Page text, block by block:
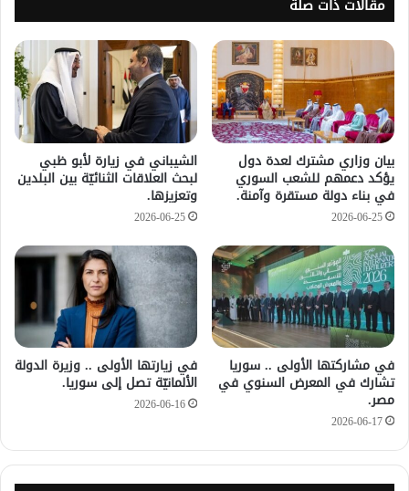
مقالات ذات صلة
بيان وزاري مشترك لعدة دول
يؤكد دعمهم للشعب السوري
في بناء دولة مستقرة وآمنة.
2026-06-25
الشيباني في زيارة لأبو ظبي
لبحث العلاقات الثنائيّة بين البلدين
وتعزيزها.
2026-06-25
في مشاركتها الأولى .. سوريا
تشارك في المعرض السنوي في
مصر.
2026-06-17
في زيارتها الأولى .. وزيرة الدولة
الألمانيّة تصل إلى سوريا.
2026-06-16